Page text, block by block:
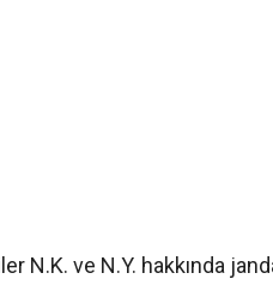
N.K. ve N.Y. hakkında